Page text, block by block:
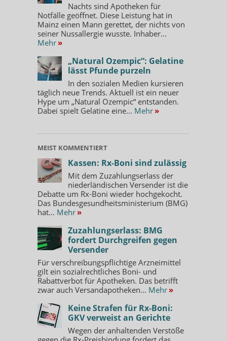
Nachts sind Apotheken für
Notfälle geöffnet. Diese Leistung hat in
Mainz einen Mann gerettet, der nichts von
seiner Nussallergie wusste. Inhaber...
Mehr »
„Natural Ozempic“: Gelatine
lässt Pfunde purzeln
In den sozialen Medien kursieren
täglich neue Trends. Aktuell ist ein neuer
Hype um „Natural Ozempic“ entstanden.
Dabei spielt Gelatine eine... Mehr »
MEIST KOMMENTIERT
Kassen: Rx-Boni sind zulässig
Mit dem Zuzahlungserlass der
niederländischen Versender ist die
Debatte um Rx-Boni wieder hochgekocht.
Das Bundesgesundheitsministerium (BMG)
hat... Mehr »
Zuzahlungserlass: BMG
fordert Durchgreifen gegen
Versender
Für verschreibungspflichtige Arzneimittel
gilt ein sozialrechtliches Boni- und
Rabattverbot für Apotheken. Das betrifft
zwar auch Versandapotheken... Mehr »
Keine Strafen für Rx-Boni:
GKV verweist an Gerichte
Wegen der anhaltenden Verstöße